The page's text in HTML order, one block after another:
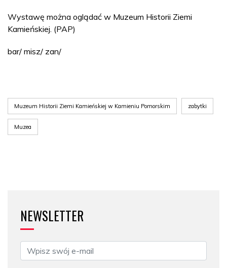
Wystawę można oglądać w Muzeum Historii Ziemi
Kamieńskiej. (PAP)
bar/ misz/ zan/
Muzeum Historii Ziemi Kamieńskiej w Kamieniu Pomorskim zabytki
Muzea
NEWSLETTER